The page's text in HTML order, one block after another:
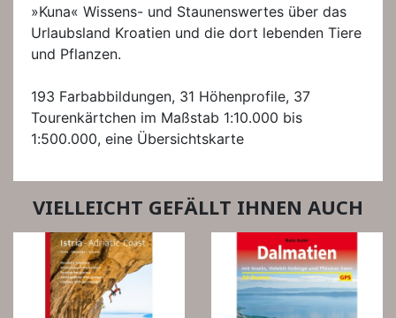
»Kuna« Wissens- und Staunenswertes über das
Urlaubsland Kroatien und die dort lebenden Tiere
und Pflanzen.
193 Farbabbildungen, 31 Höhenprofile, 37
Tourenkärtchen im Maßstab 1:10.000 bis
1:500.000, eine Übersichtskarte
VIELLEICHT GEFÄLLT IHNEN AUCH